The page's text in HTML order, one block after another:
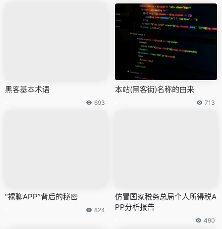
黑客基本术语
693
本站(黑客街)名称的由来
713
“裸聊APP”背后的秘密
824
仿冒国家税务总局个人所得税A
PP分析报告
490